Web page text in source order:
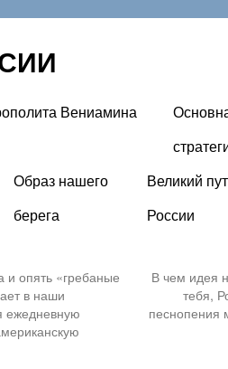
Вениамина
Образ нашего
берега
Великий
России
опять «гребаные
в наши
ежедневную
В чем идея
тебя,
песнопения